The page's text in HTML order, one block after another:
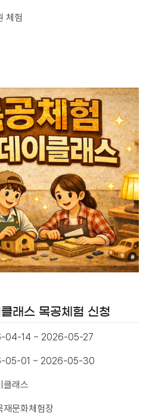
체험
래스 목공체험 신청
04-14 ~ 2026-05-27
05-01 ~ 2026-05-30
클래스
재문화체험장